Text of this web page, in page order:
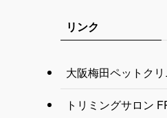
リンク
大阪梅田ペットク
トリミングサロン